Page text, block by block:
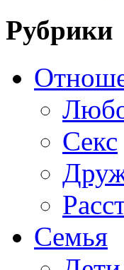
Рубрики
Секс
Семья